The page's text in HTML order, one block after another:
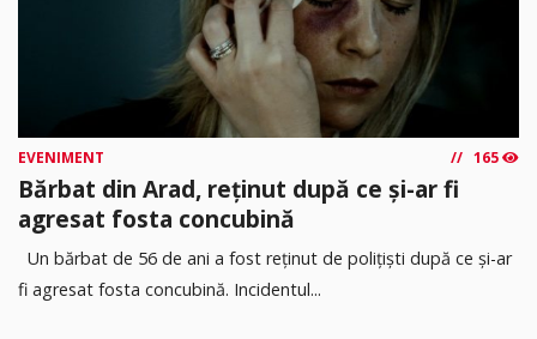
EVENIMENT 165
Bărbat din Arad, reținut după ce și-ar fi
agresat fosta concubină
Un bărbat de 56 de ani a fost reținut de polițiști după ce și-ar
fi agresat fosta concubină. Incidentul...